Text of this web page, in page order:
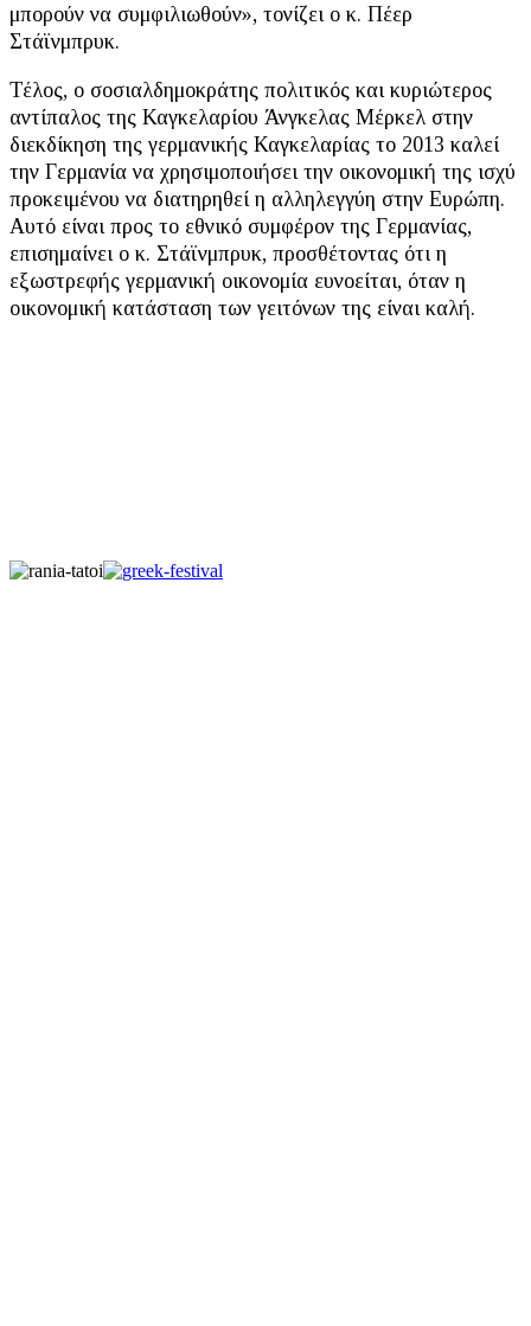
μπορούν να συμφιλιωθούν», τονίζει ο κ. Πέερ
Στάϊνμπρυκ.
Τέλος, ο σοσιαλδημοκράτης πολιτικός και κυριώτερος
αντίπαλος της Καγκελαρίου Άνγκελας Μέρκελ στην
διεκδίκηση της γερμανικής Καγκελαρίας το 2013 καλεί
την Γερμανία να χρησιμοποιήσει την οικονομική της ισχύ
προκειμένου να διατηρηθεί η αλληλεγγύη στην Ευρώπη.
Αυτό είναι προς το εθνικό συμφέρον της Γερμανίας,
επισημαίνει ο κ. Στάϊνμπρυκ, προσθέτοντας ότι η
εξωστρεφής γερμανική οικονομία ευνοείται, όταν η
οικονομική κατάσταση των γειτόνων της είναι καλή.